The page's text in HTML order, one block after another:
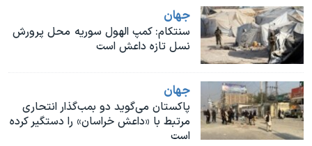
نرگس محمدی برنده جایزه نوبل صلح
همایش محافظه‌کاران آمریکا «سی‌پک»
سفر پرزیدنت ترامپ به چین
جهان
سنتکام: کمپ الهول سوریه محل پرورش
نسل تازه داعش است
جهان
پاکستان می‌گوید دو بمب‌گذار انتحاری
مرتبط با «داعش خراسان» را دستگیر کرده
است